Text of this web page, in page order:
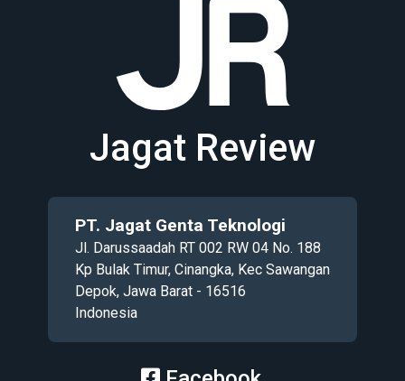
Jagat Review
PT. Jagat Genta Teknologi
Jl. Darussaadah RT 002 RW 04 No. 188
Kp Bulak Timur, Cinangka, Kec Sawangan
Depok, Jawa Barat - 16516
Indonesia